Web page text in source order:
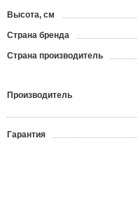
Высота, см
Страна бренда
Страна производитель
Производитель
Гарантия